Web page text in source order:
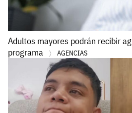
Adultos mayores podrán recibir
programa
AGENCIAS